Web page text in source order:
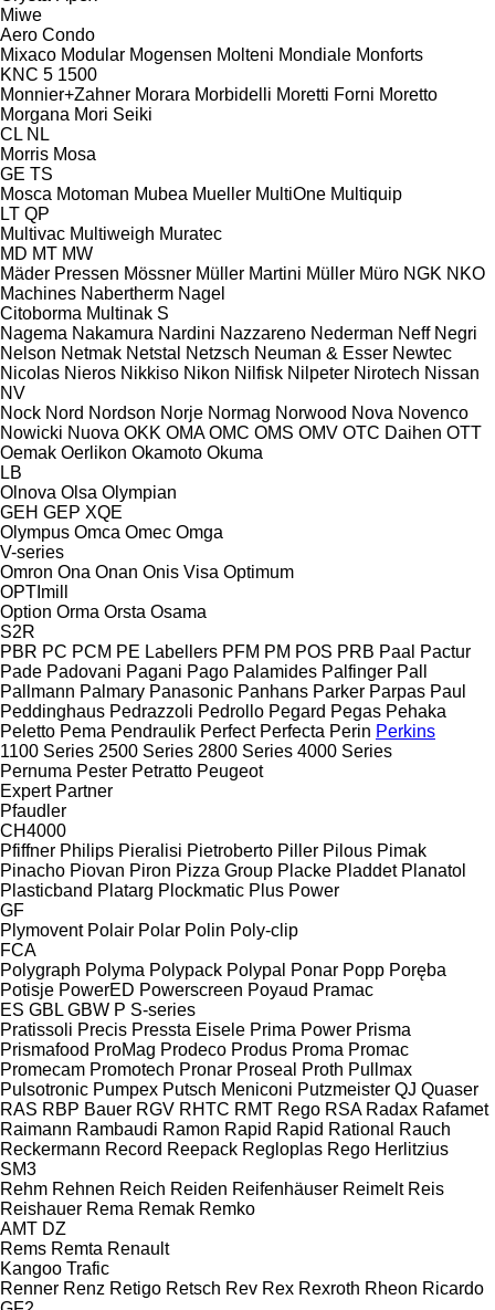
Miwe
Aero Condo
Mixaco Modular Mogensen Molteni Mondiale Monforts
KNC 5 1500
Monnier+Zahner Morara Morbidelli Moretti Forni Moretto
Morgana Mori Seiki
CL NL
Morris Mosa
GE TS
Mosca Motoman Mubea Mueller MultiOne Multiquip
LT QP
Multivac Multiweigh Muratec
MD MT MW
Mäder Pressen Mössner Müller Martini Müller Müro NGK NKO
Machines Nabertherm Nagel
Citoborma Multinak S
Nagema Nakamura Nardini Nazzareno Nederman Neff Negri
Nelson Netmak Netstal Netzsch Neuman & Esser Newtec
Nicolas Nieros Nikkiso Nikon Nilfisk Nilpeter Nirotech Nissan
NV
Nock Nord Nordson Norje Normag Norwood Nova Novenco
Nowicki Nuova OKK OMA OMC OMS OMV OTC Daihen OTT
Oemak Oerlikon Okamoto Okuma
LB
Olnova Olsa Olympian
GEH GEP XQE
Olympus Omca Omec Omga
V-series
Omron Ona Onan Onis Visa Optimum
OPTImill
Option Orma Orsta Osama
S2R
PBR PC PCM PE Labellers PFM PM POS PRB Paal
Pactur
Pade Padovani Pagani Pago Palamides Palfinger Pall
Pallmann Palmary Panasonic Panhans Parker Parpas Paul
Peddinghaus Pedrazzoli Pedrollo Pegard Pegas Pehaka
Peletto Pema Pendraulik Perfect Perfecta Perin Perkins
1100 Series 2500 Series 2800 Series 4000 Series
Pernuma Pester Petratto Peugeot
Expert Partner
Pfaudler
CH4000
Pfiffner Philips Pieralisi Pietroberto Piller Pilous Pimak
Pinacho Piovan Piron Pizza Group Placke Pladdet Planatol
Plasticband Platarg Plockmatic Plus Power
GF
Plymovent Polair Polar Polin Poly-clip
FCA
Polygraph Polyma Polypack Polypal Ponar Popp Poręba
Potisje PowerED Powerscreen Poyaud Pramac
ES GBL GBW P S-series
Pratissoli Precis Pressta Eisele Prima Power Prisma
Prismafood ProMag Prodeco Produs Proma Promac
Promecam Promotech Pronar Proseal Proth Pullmax
Pulsotronic Pumpex Putsch Meniconi Putzmeister QJ Quaser
RAS RBP Bauer RGV RHTC RMT Rego RSA Radax Rafamet
Raimann Rambaudi Ramon Rapid Rapid Rational
Rauch
Reckermann Record Reepack Regloplas Rego Herlitzius
SM3
Rehm Rehnen Reich Reiden Reifenhäuser Reimelt Reis
Reishauer Rema Remak Remko
AMT DZ
Rems Remta Renault
Kangoo Trafic
Renner Renz Retigo Retsch Rev Rex Rexroth Rheon Ricardo